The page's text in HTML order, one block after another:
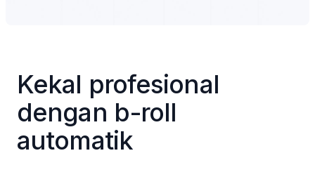
Kekal profesional
dengan b-roll
automatik